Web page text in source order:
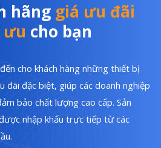
hãng giá ưu đãi
cho bạn
cho khách hàng những thiết bị
đãi đặc biệt, giúp các doanh nghiệp
bảo chất lượng cao cấp. Sản
nhập khẩu trực tiếp từ các